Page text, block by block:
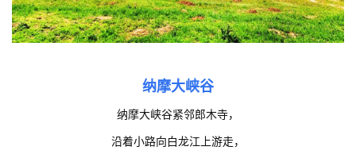
纳摩大峡谷
纳摩大峡谷紧邻郎木寺，
沿着小路向白龙江上游走，